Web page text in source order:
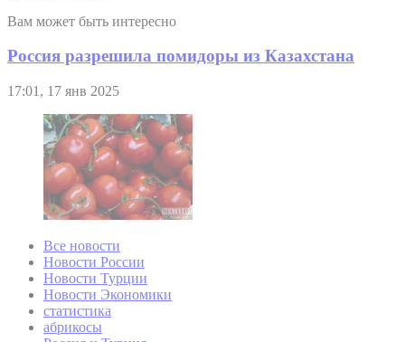
Вам может быть интересно
Россия разрешила помидоры из Казахстана
17:01, 17 янв 2025
Все новости
Новости России
Новости Турции
Новости Экономики
статистика
абрикосы